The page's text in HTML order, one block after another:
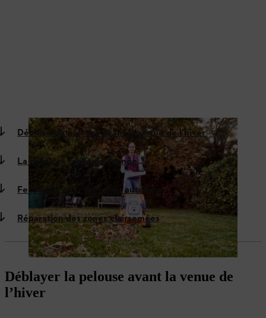
Déblayer la pelouse avant la venue de l’hiver
La dernière tonte de l’année
Fertilisant pour gazon en automne
Réparation des zones clairsemées
Déblayer la pelouse avant la venue de
l’hiver